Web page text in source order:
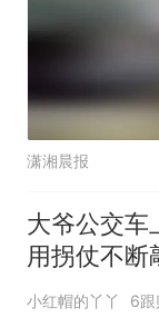
潇湘晨报
大爷公交车
用拐仗不断
结局让人大
小红帽的丫丫 6跟